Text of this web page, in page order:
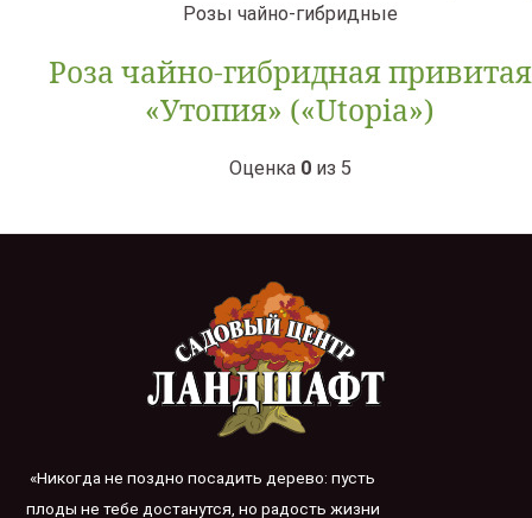
Розы чайно-гибридные
Роза чайно-гибридная привитая
«Утопия» («Utopia»)
Оценка 0из 5
«Никогда не поздно посадить дерево: пусть
плоды не тебе достанутся, но радость жизни